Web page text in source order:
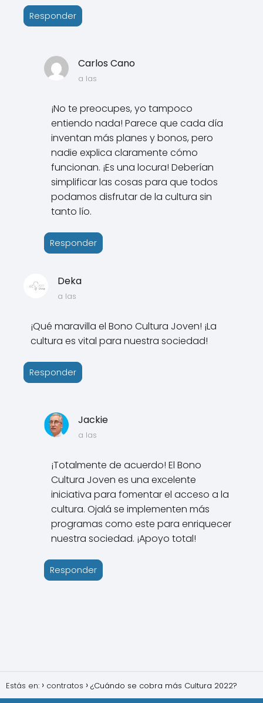
Responder
Carlos Cano
a las
¡No te preocupes, yo tampoco
entiendo nada! Parece que cada día
inventan más planes y bonos, pero
nadie explica claramente cómo
funcionan. ¡Es una locura! Deberían
simplificar las cosas para que todos
podamos disfrutar de la cultura sin
tanto lío.
Responder
Deka
a las
¡Qué maravilla el Bono Cultura Joven! ¡La
cultura es vital para nuestra sociedad!
Responder
Jackie
a las
¡Totalmente de acuerdo! El Bono
Cultura Joven es una excelente
iniciativa para fomentar el acceso a la
cultura. Ojalá se implementen más
programas como este para enriquecer
nuestra sociedad. ¡Apoyo total!
Responder
Estás en: contratos ¿Cuándo se cobra más Cultura 2022?